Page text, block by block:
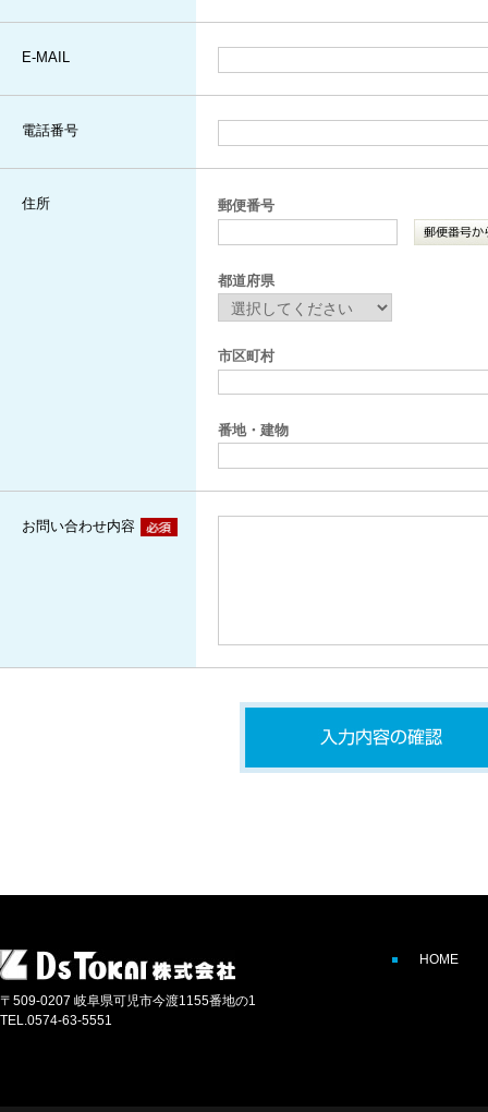
E-MAIL
電話番号
住所 郵便番号
都道府県
市区町村
番地・建物
お問い合わせ内容
〒509-0207 岐阜県可児市今渡1155番地の1
TEL.0574-63-5551
HOME